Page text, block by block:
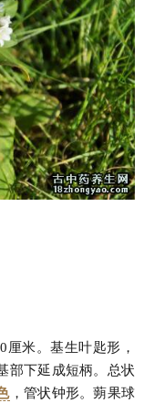
米。基生叶匙形，
部下延成短柄。总状
，管状钟形。蒴果球